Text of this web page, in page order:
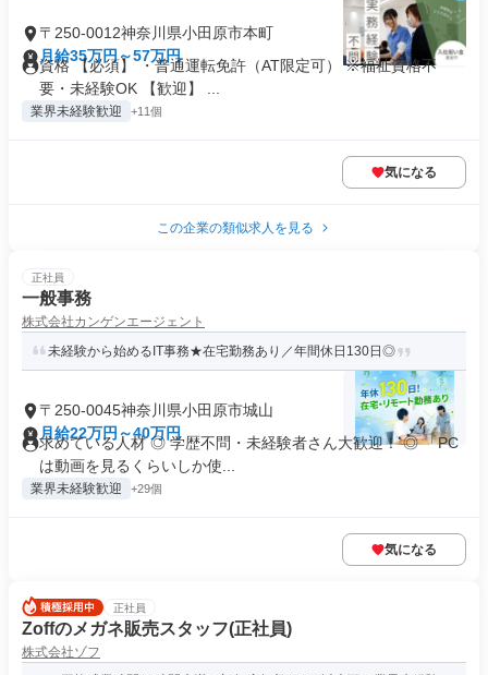
〒250-0012神奈川県小田原市本町
月給35万円～57万円
資格 【必須】 ・普通運転免許（AT限定可） ※福祉資格不
要・未経験OK 【歓迎】 ...
業界未経験歓迎 +11個
気になる
この企業の類似求人を見る
正社員
一般事務
株式会社カンゲンエージェント
未経験から始めるIT事務★在宅勤務あり／年間休日130日◎
〒250-0045神奈川県小田原市城山
月給22万円～40万円
求めている人材 ◎ 学歴不問・未経験者さん大歓迎！ ◎ 「PC
は動画を見るくらいしか使...
業界未経験歓迎 +29個
気になる
正社員
Zoffのメガネ販売スタッフ(正社員)
株式会社ゾフ